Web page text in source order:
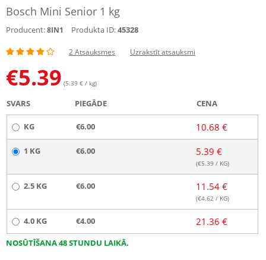
Bosch Mini Senior 1 kg
Producent:8IN1 Produkta ID:45328
2 Atsauksmes Uzrakstīt atsauksmi
€5.39 (5.39 € / kg)
SVARS PIEGĀDE CENA
KG €6.00 10.68 €
1 KG €6.00 5.39 €
(€5.39 / KG)
2.5 KG €6.00 11.54 €
(€4.62 / KG)
4.0 KG €4.00 21.36 €
NOSŪTĪŠANA 48 STUNDU LAIKĀ.